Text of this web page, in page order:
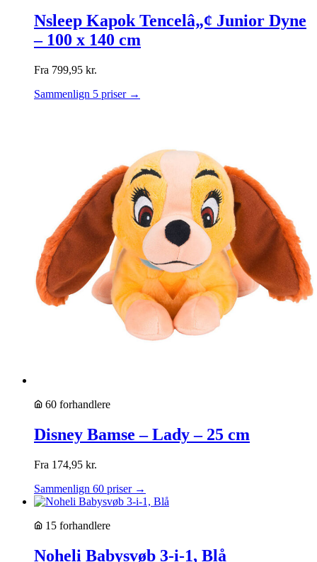
Nsleep Kapok Tencelâ„¢ Junior Dyne
– 100 x 140 cm
Fra 799,95 kr.
Sammenlign 5 priser →
60 forhandlere
Disney Bamse – Lady – 25 cm
Fra 174,95 kr.
Sammenlign 60 priser →
15 forhandlere
Noheli Babysvøb 3-i-1, Blå